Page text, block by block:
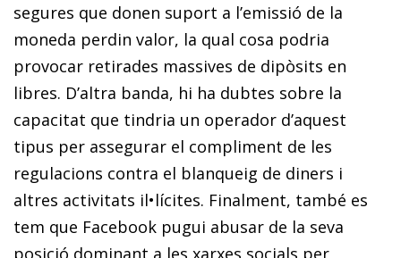
segures que donen suport a l’emissió de la
moneda perdin valor, la qual cosa podria
provocar retirades massives de dipòsits en
libres. D’altra banda, hi ha dubtes sobre la
capacitat que tindria un operador d’aquest
tipus per assegurar el compliment de les
regulacions contra el blanqueig de diners i
altres activitats il•lícites. Finalment, també es
tem que Facebook pugui abusar de la seva
posició dominant a les xarxes socials per